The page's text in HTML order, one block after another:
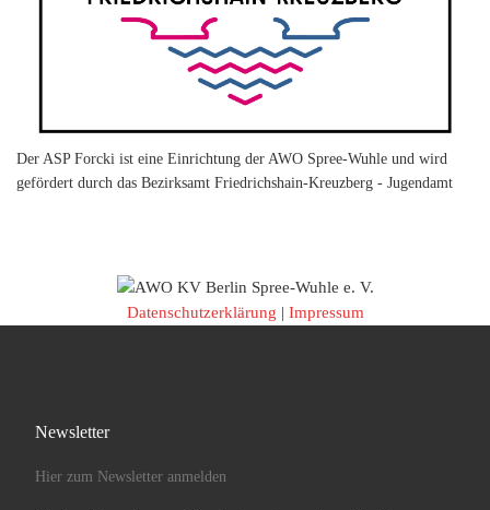
Der ASP Forcki ist eine Einrichtung der AWO Spree-Wuhle und wird
gefördert durch das Bezirksamt Friedrichshain-Kreuzberg - Jugendamt
Datenschutzerklärung | Impressum
Newsletter
Hier zum Newsletter anmelden